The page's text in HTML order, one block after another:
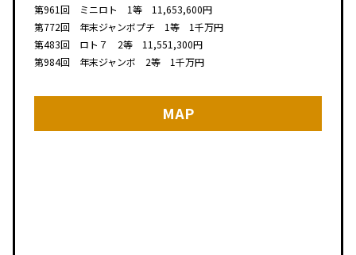
第961回 ミニロト 1等 11,653,600円
第772回 年末ジャンボプチ 1等 1千万円
第483回 ロト７ 2等 11,551,300円
第984回 年末ジャンボ 2等 1千万円
MAP